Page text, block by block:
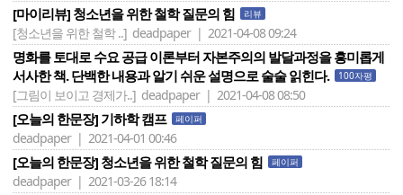
[마이리뷰] 청소년을 위한 철학 질문의 힘 리뷰
[청소년을 위한 철학 ..] deadpaper | 2021-04-08 09:24
명화를 토대로 수요 공급 이론부터 자본주의의 발달과정을 흥미롭게
서사한 책. 단백한 내용과 알기 쉬운 설명으로 술술 읽힌다.
100자평
[그림이 보이고 경제가..] deadpaper | 2021-04-08 08:50
[오늘의 한문장] 기하학 캠프 페이퍼
deadpaper | 2021-04-01 00:46
[오늘의 한문장] 청소년을 위한 철학 질문의 힘 페이퍼
deadpaper | 2021-03-26 18:14